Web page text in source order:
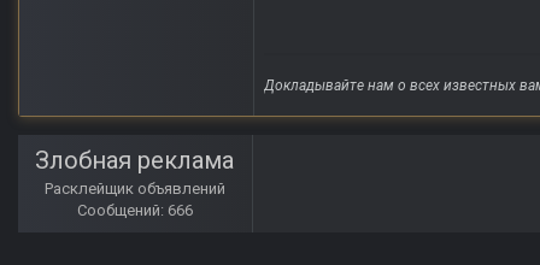
Докладывайте нам о всех известных
Злобная реклама
Расклейщик объявлений
Сообщений: 666